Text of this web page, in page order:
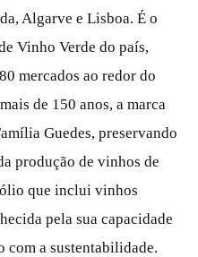
Algarve e Lisboa. É o
Vinho Verde do país,
mercados ao redor do
de 150 anos, a marca
Guedes, preservando
produção de vinhos de
que inclui vinhos
pela sua capacidade
com a sustentabilidade.